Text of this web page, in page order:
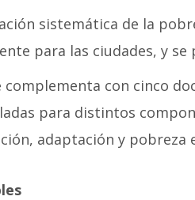
sistemática de la
para las ciudades, y
complementa con cinco
para distintos
adaptación y pobreza